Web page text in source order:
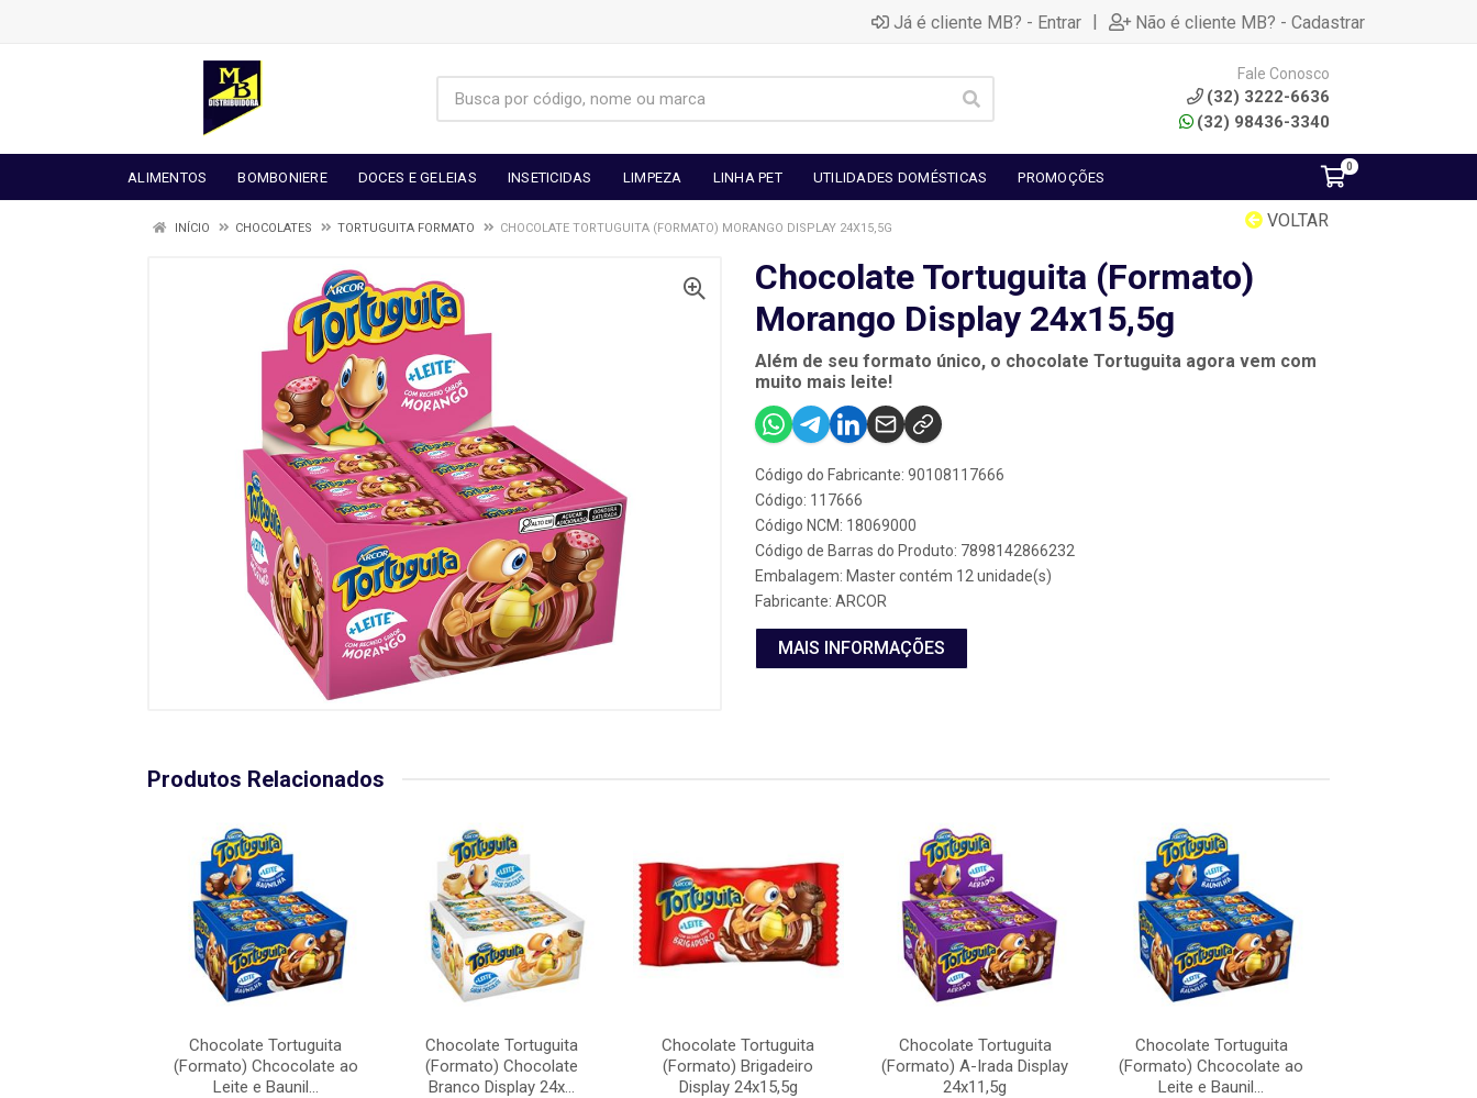
Já é cliente MB? - Entrar | Não é cliente MB? - Cadastrar
Fale Conosco
(32) 3222-6636
(32) 98436-3340
ALIMENTOS BOMBONIERE DOCES E GELEIAS INSETICIDAS LIMPEZA LINHA PET UTILIDADES DOMÉSTICAS PROMOÇÕES
0
VOLTAR
INÍCIO CHOCOLATES TORTUGUITA FORMATO CHOCOLATE TORTUGUITA (FORMATO) MORANGO DISPLAY 24X15,5G
Chocolate Tortuguita (Formato)
Morango Display 24x15,5g
Além de seu formato único, o chocolate Tortuguita agora vem com
muito mais leite!
Código do Fabricante: 90108117666
Código: 117666
Código NCM: 18069000
Código de Barras do Produto: 7898142866232
Embalagem: Master contém 12 unidade(s)
Fabricante: ARCOR
MAIS INFORMAÇÕES
Produtos Relacionados
Chocolate Tortuguita
(Formato) Chcocolate ao
Leite e Baunil...
Chocolate Tortuguita
(Formato) Chocolate
Branco Display 24x...
Chocolate Tortuguita
(Formato) Brigadeiro
Display 24x15,5g
Chocolate Tortuguita
(Formato) A-Irada Display
24x11,5g
Chocolate Tortuguita
(Formato) Chcocolate ao
Leite e Baunil...